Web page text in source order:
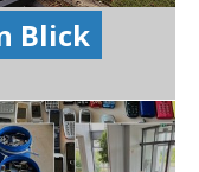
Blick